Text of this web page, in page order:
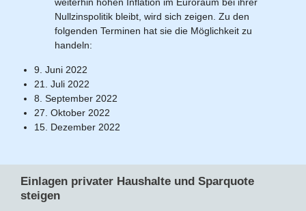
Nullzinspolitik bleibt, wird sich zeigen. Zu den
folgenden Terminen hat sie die Möglichkeit zu
handeln:
9. Juni 2022
21. Juli 2022
8. September 2022
27. Oktober 2022
15. Dezember 2022
Einlagen privater Haushalte und Sparquote
steigen